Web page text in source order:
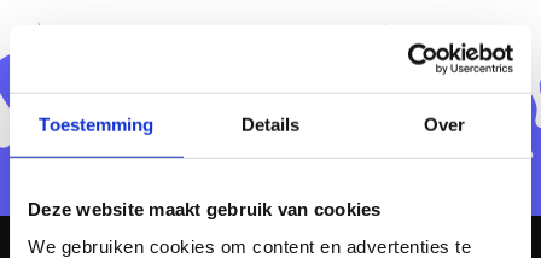
Toestemming Details Over
Deze website maakt gebruik van cookies
We gebruiken cookies om content en advertenties te